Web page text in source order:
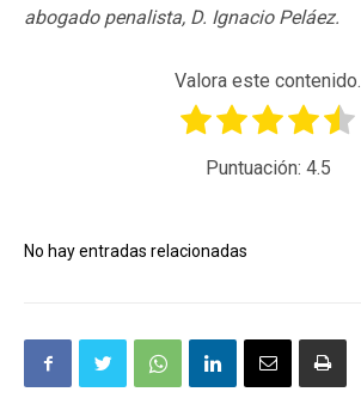
abogado penalista, D. Ignacio Peláez.
Valora este contenido.
Puntuación: 4.5
No hay entradas relacionadas